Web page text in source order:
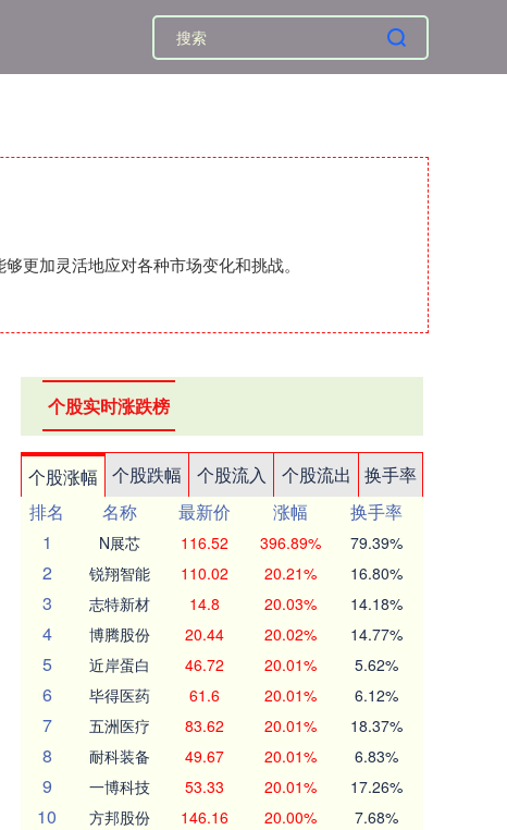
更加灵活地应对各种市场变化和挑战。
个股实时涨跌榜
个股涨幅 个股跌幅 个股流入 个股流出
换手率
排名
名称 最新价 涨幅
换手率
1
N展芯 116.52 396.89% 79.39%
2 锐翔智能 110.02 20.21% 16.80%
3 志特新材 14.8 20.03% 14.18%
4 博腾股份 20.44 20.02% 14.77%
5 近岸蛋白 46.72 20.01% 5.62%
6 毕得医药 61.6 20.01% 6.12%
7 五洲医疗 83.62 20.01% 18.37%
8 耐科装备 49.67 20.01% 6.83%
9 一博科技 53.33 20.01% 17.26%
10 方邦股份 146.16 20.00% 7.68%